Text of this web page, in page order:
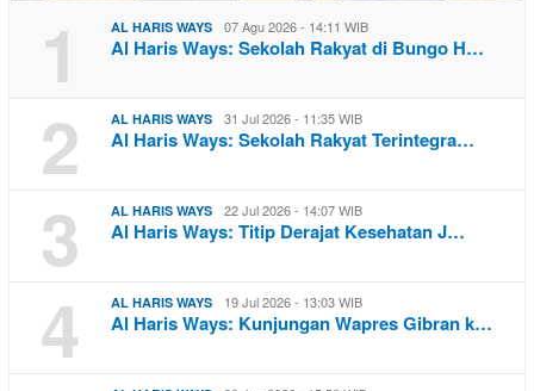
1 AL HARIS WAYS 07 Agu 2026 - 14:11 WIB
Al Haris Ways: Sekolah Rakyat di Bungo H…
2 AL HARIS WAYS 31 Jul 2026 - 11:35 WIB
Al Haris Ways: Sekolah Rakyat Terintegra…
3 AL HARIS WAYS 22 Jul 2026 - 14:07 WIB
Al Haris Ways: Titip Derajat Kesehatan J…
4 AL HARIS WAYS 19 Jul 2026 - 13:03 WIB
Al Haris Ways: Kunjungan Wapres Gibran k…